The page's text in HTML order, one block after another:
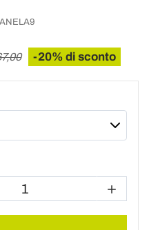
-20% di sconto